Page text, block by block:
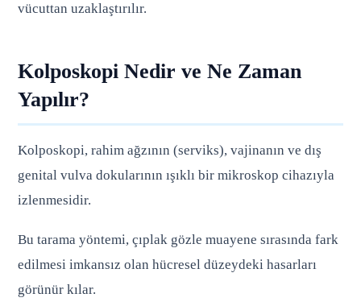
vücuttan uzaklaştırılır.
Kolposkopi Nedir ve Ne Zaman
Yapılır?
Kolposkopi, rahim ağzının (serviks), vajinanın ve dış
genital vulva dokularının ışıklı bir mikroskop cihazıyla
izlenmesidir.
Bu tarama yöntemi, çıplak gözle muayene sırasında fark
edilmesi imkansız olan hücresel düzeydeki hasarları
görünür kılar.